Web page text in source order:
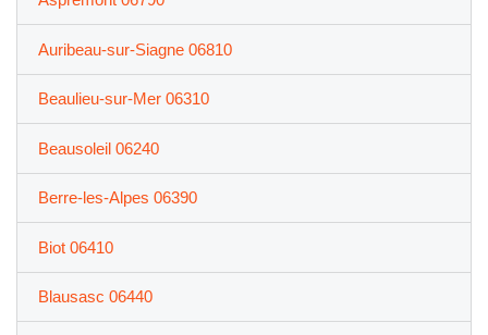
Auribeau-sur-Siagne 06810
Beaulieu-sur-Mer 06310
Beausoleil 06240
Berre-les-Alpes 06390
Biot 06410
Blausasc 06440